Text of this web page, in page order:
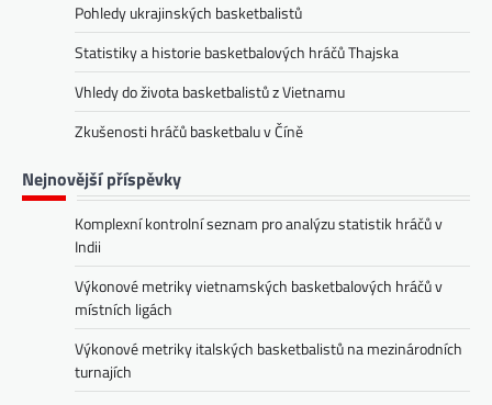
Pohledy ukrajinských basketbalistů
Statistiky a historie basketbalových hráčů Thajska
Vhledy do života basketbalistů z Vietnamu
Zkušenosti hráčů basketbalu v Číně
Nejnovější příspěvky
Komplexní kontrolní seznam pro analýzu statistik hráčů v
Indii
Výkonové metriky vietnamských basketbalových hráčů v
místních ligách
Výkonové metriky italských basketbalistů na mezinárodních
turnajích